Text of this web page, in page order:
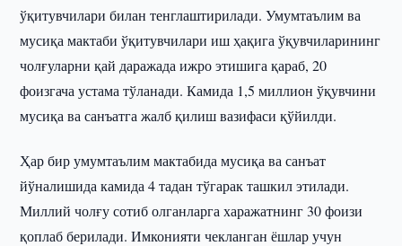
ўқитувчилари билан тенглаштирилади. Умумтаълим ва
мусиқа мактаби ўқитувчилари иш ҳақига ўқувчиларининг
чолғуларни қай даражада ижро этишига қараб, 20
фоизгача устама тўланади. Камида 1,5 миллион ўқувчини
мусиқа ва санъатга жалб қилиш вазифаси қўйилди.
Ҳар бир умумтаълим мактабида мусиқа ва санъат
йўналишида камида 4 тадан тўгарак ташкил этилади.
Миллий чолғу сотиб олганларга харажатнинг 30 фоизи
қоплаб берилади. Имконияти чекланган ёшлар учун